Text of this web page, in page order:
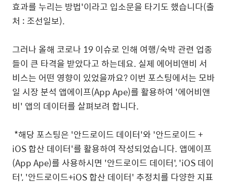
효과를누리는 방법'이라고 입소문을 타기도했습니다(출
처 : 조선일보).
그러나 올해 코로나 19이슈로 인해 여행/숙박관련 업종
들이 큰 타격을 받았다고하는데요. 실제 에어비앤비 서
비스는 어떤 영향이 있었을까요?이번 포스팅에서는 모바
일 시장분석 앱에이프(App Ape)를 활용하여 '에어비앤
비' 앱의 데이터를 살펴보려 합니다.
*해당 포스팅은 '안드로이드 데이터'와 '안드로이드+
iOS합산 데이터'를 활용하여 작성되었습니다. 앱에이프
(App Ape)를 사용하시면 '안드로이드 데이터', 'iOS데이
터', '안드로이드+iOS합산 데이터' 추정치를 다양한 지표